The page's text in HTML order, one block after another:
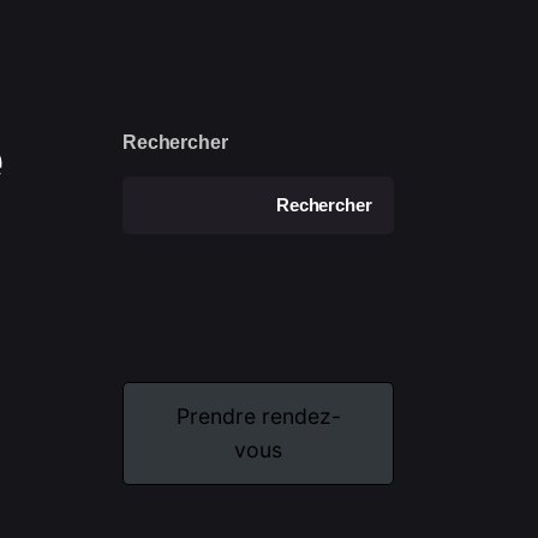
Rechercher
Rechercher
Prendre rendez-
vous